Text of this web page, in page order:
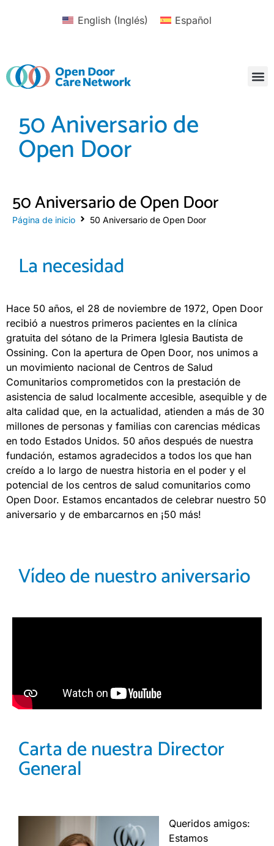
English(Inglés) Español
50 Aniversario de
Open Door
50 Aniversario de Open Door
Página de inicio 50 Aniversario de Open Door
La necesidad
Hace 50 años, el 28 de noviembre de 1972, Open Door
recibió a nuestros primeros pacientes en la clínica
gratuita del sótano de la Primera Iglesia Bautista de
Ossining. Con la apertura de Open Door, nos unimos a
un movimiento nacional de Centros de Salud
Comunitarios comprometidos con la prestación de
asistencia de salud localmente accesible, asequible y de
alta calidad que, en la actualidad, atienden a más de 30
millones de personas y familias con carencias médicas
en todo Estados Unidos. 50 años después de nuestra
fundación, estamos agradecidos a todos los que han
creído a lo largo de nuestra historia en el poder y el
potencial de los centros de salud comunitarios como
Open Door. Estamos encantados de celebrar nuestro 50
aniversario y de embarcarnos en ¡50 más!
Vídeo de nuestro aniversario
Carta de nuestra Director
General
Queridos amigos:
Estamos